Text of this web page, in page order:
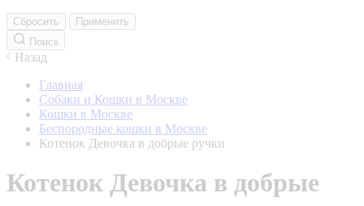
Сбросить
Применить
Поиск
Назад
Главная
Собаки и Кошки в Москве
Кошки в Москве
Беспородные кошки в Москве
Котенок Девочка в добрые ручки
Котенок Девочка в добрые